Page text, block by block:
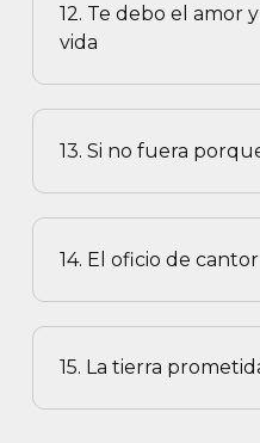
12. Te debo el amor
vida
13. Si no fuera
14. El oficio de cantor
15. La tierra